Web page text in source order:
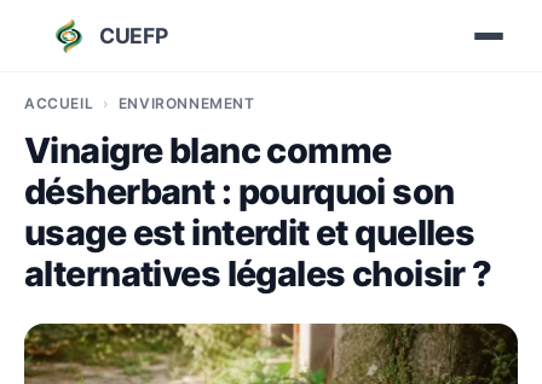
CUEFP
ACCUEIL ENVIRONNEMENT
Vinaigre blanc comme
désherbant : pourquoi son
usage est interdit et quelles
alternatives légales choisir ?